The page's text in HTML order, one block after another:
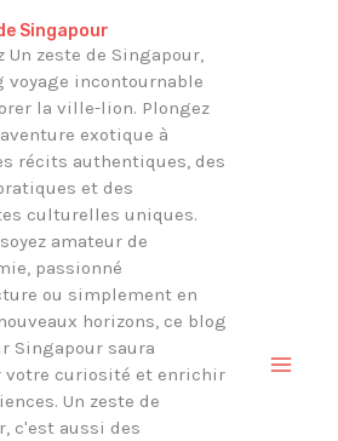
Singapour
Un zeste de Singapour,
voyage incontournable
la ville-lion. Plongez
exotique à
récits authentiques, des
et des
culturelles uniques.
amateur de
passionné
ou simplement en
horizons, ce blog
Singapour saura
votre curiosité et enrichir
Un zeste de
c'est aussi des